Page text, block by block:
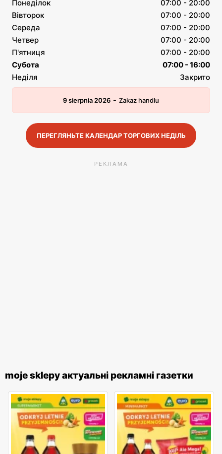
Понеділок
07:00 - 20:00
Вівторок
07:00 - 20:00
Середа
07:00 - 20:00
Четвер
07:00 - 20:00
П'ятниця
07:00 - 20:00
Субота
07:00 - 16:00
Неділя
Закрито
9 sierpnia 2026 - Zakaz handlu
ПЕРЕГЛЯНЬТЕ КАЛЕНДАР ТОРГОВИХ НЕДІЛЬ
РЕКЛАМА
moje sklepy актуальні рекламні газетки